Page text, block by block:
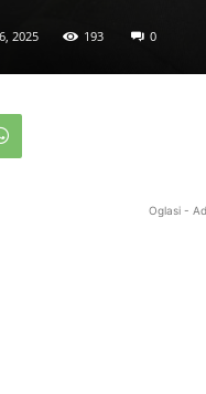
2025 193 0
Oglasi -